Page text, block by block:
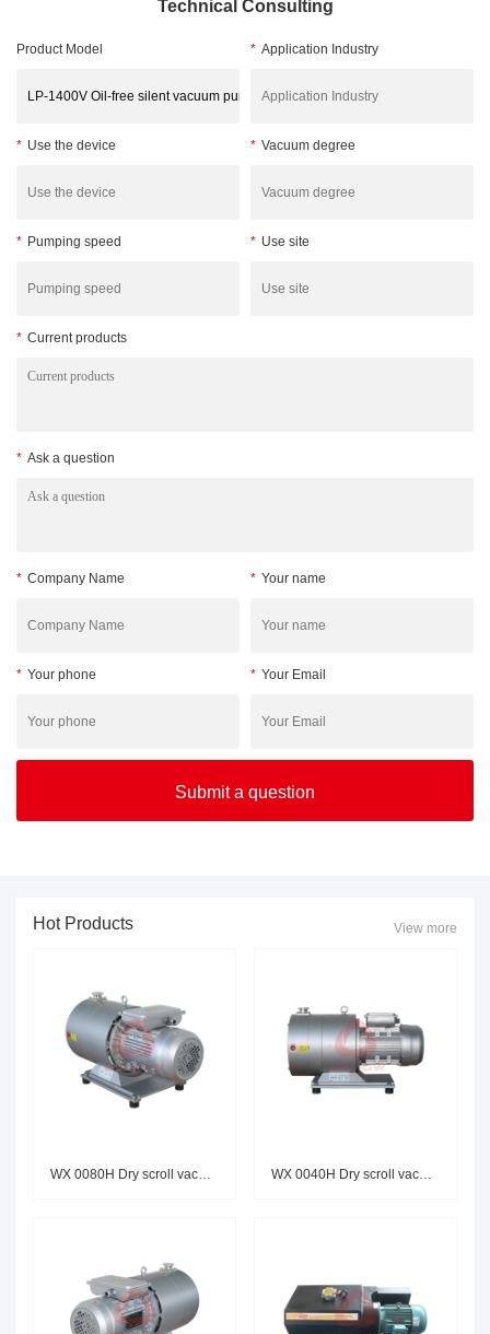
Technical Consulting
Product Model * Application Industry
* Use the device * Vacuum degree
* Pumping speed * Use site
* Current products
* Ask a question
* Company Name * Your name
* Your phone * Your Email
Hot Products View more